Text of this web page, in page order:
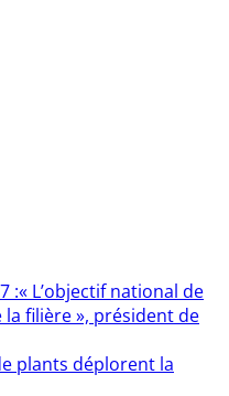
:« L’objectif national de
filière », président de
plants déplorent la